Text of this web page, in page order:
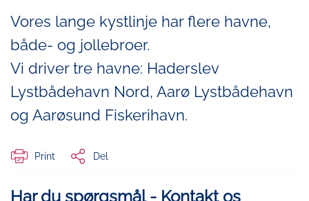
Vores lange kystlinje har flere havne,
både- og jollebroer.
Vi driver tre havne: Haderslev
Lystbådehavn Nord, Aarø Lystbådehavn
og Aarøsund Fiskerihavn.
Print Del
Har du spørgsmål - Kontakt os